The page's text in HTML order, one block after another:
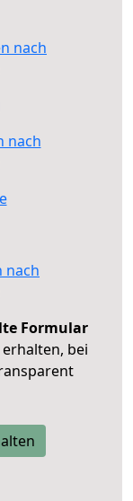
nach
nach
nach
Formular
bei